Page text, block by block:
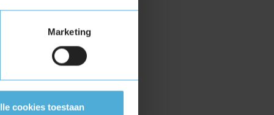
Marketing
cookies toestaan